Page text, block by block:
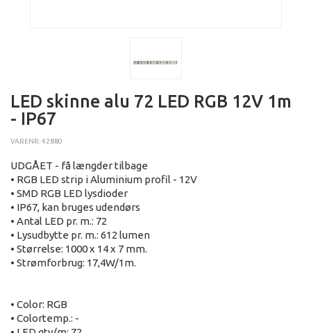
LED skinne alu 72 LED RGB 12V 1m
- IP67
VARENR: 42880
UDGÅET - få længder tilbage
• RGB LED strip i Aluminium profil - 12V
• SMD RGB LED lysdioder
• IP67, kan bruges udendørs
• Antal LED pr. m.: 72
• Lysudbytte pr. m.: 612 lumen
• Størrelse: 1000 x 14 x 7 mm.
• Strømforbrug: 17,4W/1m.
• Color: RGB
• Colortemp.: -